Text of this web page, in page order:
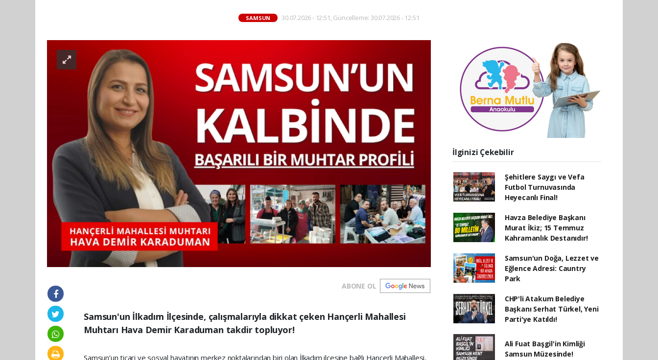
SAMSUN 30.07.2026 - 12:51, Güncelleme: 30.07.2026 - 12:51
ABONE OL
Samsun'un İlkadım İlçesinde, çalışmalarıyla dikkat çeken Hançerli Mahallesi
Muhtarı Hava Demir Karaduman takdir topluyor!
Samsun’un ticari ve sosyal hayatının merkez noktalarından biri olan İlkadım ilçesine bağlı Hançerli Mahallesi,
İlginizi Çekebilir
Şehitlere Saygı ve Vefa
Futbol Turnuvasında
Heyecanlı Final!
Havza Belediye Başkanı
Murat İkiz; 15 Temmuz
Kahramanlık Destanıdır!
Samsun'un Doğa, Lezzet ve
Eğlence Adresi: Cauntry
Park
CHP'li Atakum Belediye
Başkanı Serhat Türkel, Yeni
Parti'ye Katıldı!
Ali Fuat Başgil'in Kimliği
Samsun Müzesinde!